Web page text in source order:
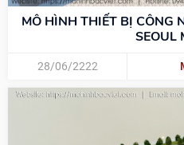
MÔ HÌNH THIẾT BỊ CÔNG
SEOUL
28/06/2222